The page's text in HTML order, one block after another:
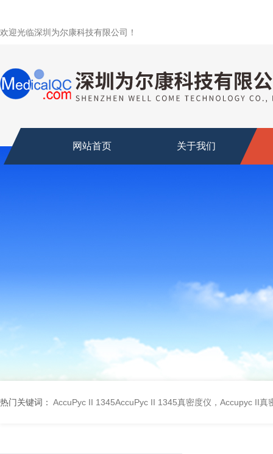
欢迎光临深圳为尔康科技有限公司！
网站首页 关于我们
热门关键词： AccuPyc II 1345AccuPyc II 1345真密度仪，Accupyc II真